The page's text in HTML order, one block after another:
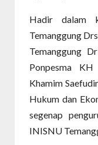
Hadir dalam
Temanggung
Temanggung
Ponpesma
Khamim
Hukum dan
segenap
INISNU